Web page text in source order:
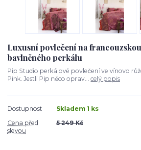
Luxusní povlečení na
bavlněného perkálu
Pip Studio perkálové povlečení ve vínovo
Pink. Jestli Pip něco oprav... celý popis
Dostupnost
Skladem 1 ks
Cena před
slevou
5 249 Kč